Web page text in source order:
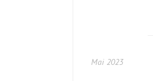
Mai 2023